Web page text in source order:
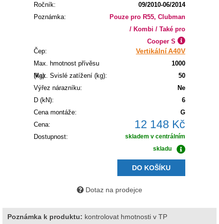
Ročník:
09/2010-06/2014
Poznámka:
Pouze pro R55, Clubman
/ Kombi / Také pro
Cooper S
Čep:
Vertikální A40V
Max. hmotnost přívěsu
(kg):
1000
Max. Svislé zatížení (kg):
50
Výřez nárazníku:
Ne
D (kN):
6
Cena montáže:
G
Cena:
12 148 Kč
Dostupnost:
skladem v centrálním
skladu
DO KOŠÍKU
Dotaz na prodejce
Poznámka k produktu: kontrolovat hmotnosti v TP